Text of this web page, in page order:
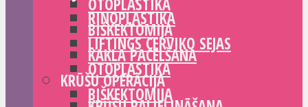
OTOPLASTIKA
BIŠKEKTOMIJA
KAKLA PACELŠANA
KRŪŠU OPERĀCIJA
RINOPLASTIKA
LIFTINGS CERVIKO SEJAS
OTOPLASTIKA
BIŠKEKTOMIJA